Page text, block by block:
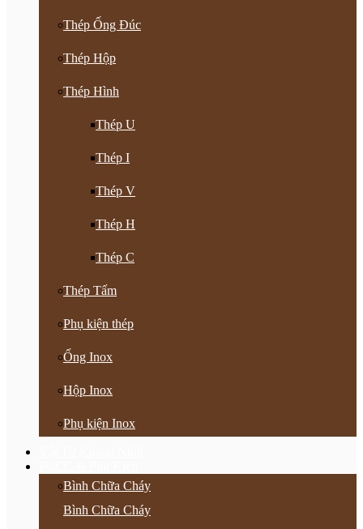
Thép Ống Đúc
Thép Hộp
Thép Hình
Thép U
Thép I
Thép V
Thép H
Thép C
Thép Tấm
Phụ kiện thép
Ống Inox
Hộp Inox
Phụ kiện Inox
Bình Chữa Cháy
Bình Chữa Cháy